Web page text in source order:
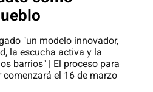
"un modelo innovador,
la escucha activa y la
barrios" | El proceso para
el 16 de marzo